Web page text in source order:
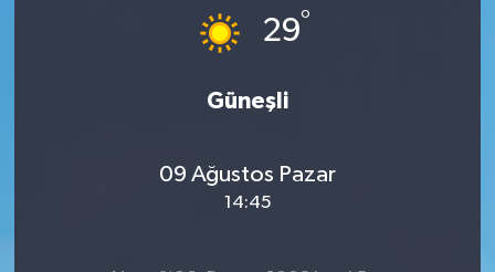
29°
Güneşli
09 Ağustos Pazar
14:45